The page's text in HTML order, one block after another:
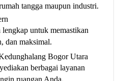
tangga maupun industri.
untuk memastikan
dan maksimal.
Bogor Utara
berbagai layanan